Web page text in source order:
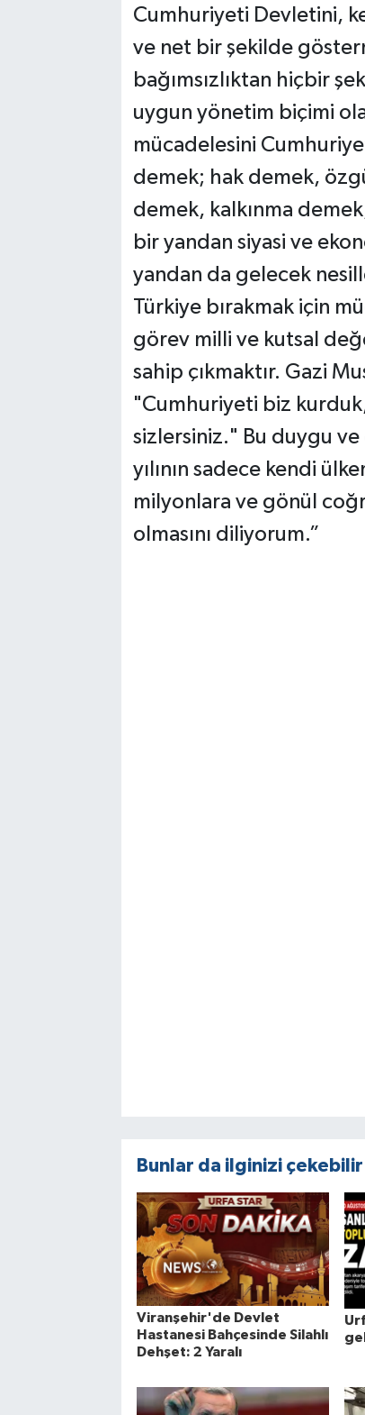
Cumhuriyeti Devletini,
ve net bir şekilde
bağımsızlıktan hiçbir
uygun yönetim biçimi
mücadelesini
demek; hak demek,
demek, kalkınma
bir yandan siyasi ve
yandan da gelecek
Türkiye bırakmak için
görev milli ve kutsal
sahip çıkmaktır. Gazi
"Cumhuriyeti biz
sizlersiniz." Bu duygu
yılının sadece kendi
milyonlara ve gönül
olmasını diliyorum.”
Bunlar da ilginizi çekebilir
Viranşehir'de Devlet
Hastanesi Bahçesinde Silahlı
Dehşet: 2 Yaralı